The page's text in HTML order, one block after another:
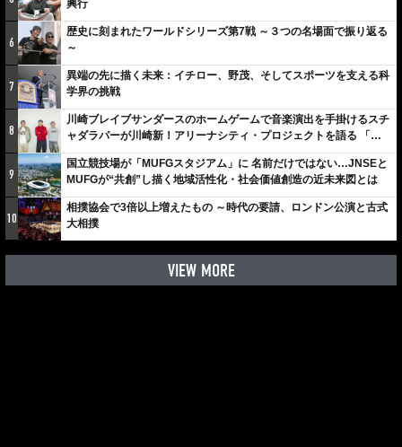
興行
6
歴史に刻まれたワールドシリーズ第7戦 ～３つの名場面で振り返る
～
7
異端の先に描く未来：イチロー、野茂、そしてスポーツを支える科
学界の挑戦
8
川崎ブレイブサンダースのホームゲームで音楽演出を手掛けるスチ
ャダラパーが川崎新！アリーナシティ・プロジェクトを語る 「楽
しみでしかないでしょ。川崎は、ずっと成長曲線だから」
9
国立競技場が「MUFGスタジアム」に 名前だけではない…JNSEと
MUFGが“共創”し描く地域活性化・社会価値創造の近未来図とは
10
相撲協会で3倍以上増えたもの ～時代の要請、ロンドン公演と古式
大相撲
VIEW MORE